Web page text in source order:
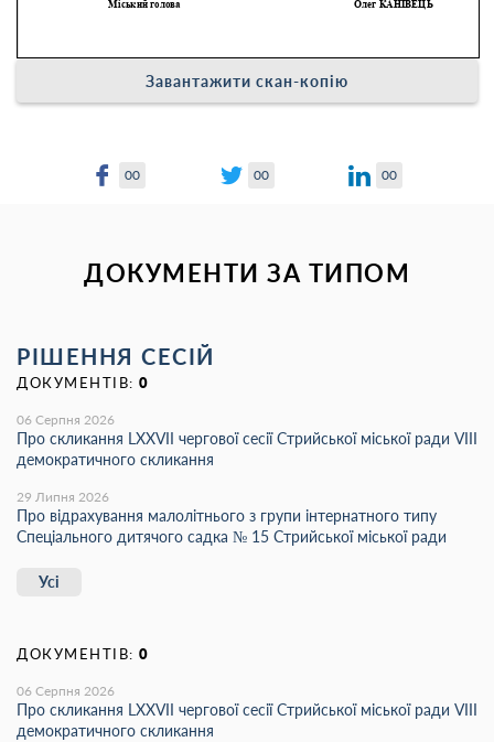
Завантажити скан-копію
00 00 00
ДОКУМЕНТИ ЗА ТИПОМ
РІШЕННЯ СЕСІЙ
ДОКУМЕНТІВ: 0
06 Серпня 2026
Про скликання LХХVІІ чергової сесії Стрийської міської ради VIII
демократичного скликання
29 Липня 2026
Про відрахування малолітнього з групи інтернатного типу
Спеціального дитячого садка № 15 Стрийської міської ради
Усі
ДОКУМЕНТІВ: 0
06 Серпня 2026
Про скликання LХХVІІ чергової сесії Стрийської міської ради VIII
демократичного скликання